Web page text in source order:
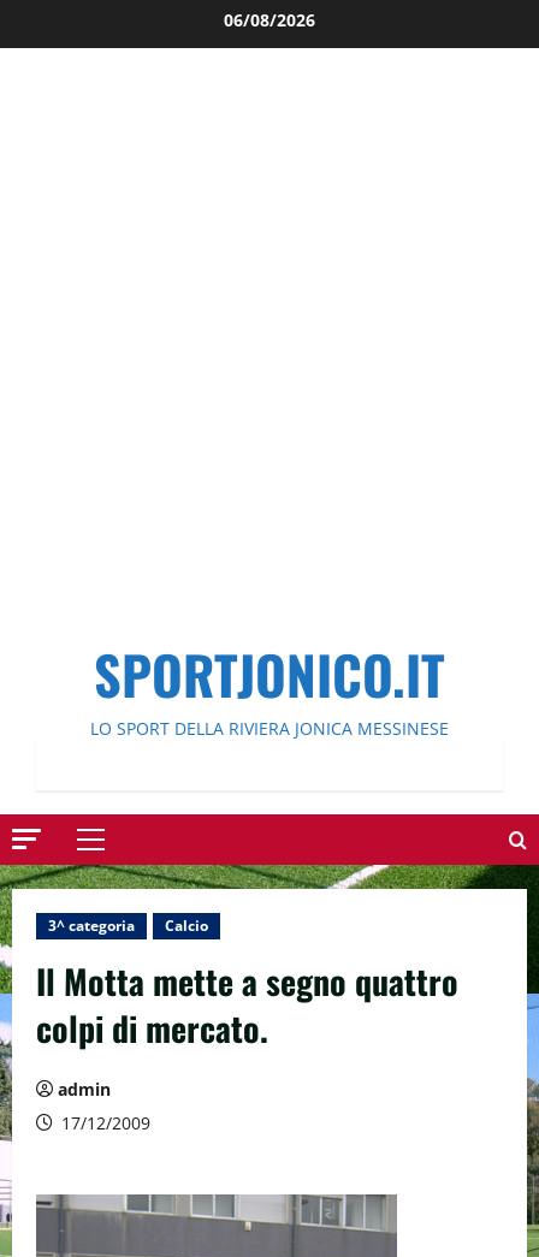
al
06/08/2026
SPORTJONICO.IT
LO SPORT DELLA RIVIERA JONICA MESSINESE
Menu
principale
3^ categoria Calcio
Il Motta mette a segno quattro
colpi di mercato.
admin
17/12/2009